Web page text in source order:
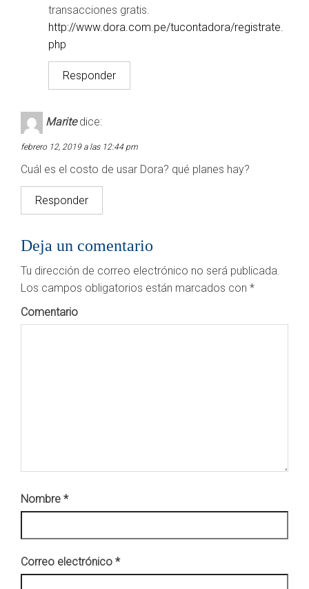
transacciones gratis.
http://www.dora.com.pe/tucontadora/registrate.
php
Responder
Marite dice:
febrero 12, 2019 a las 12:44 pm
Cuál es el costo de usar Dora? qué planes hay?
Responder
Deja un comentario
Tu dirección de correo electrónico no será publicada.
Los campos obligatorios están marcados con *
Comentario
Nombre *
Correo electrónico *